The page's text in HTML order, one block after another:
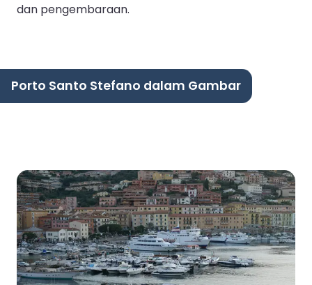
dan pengembaraan.
Porto Santo Stefano dalam Gambar